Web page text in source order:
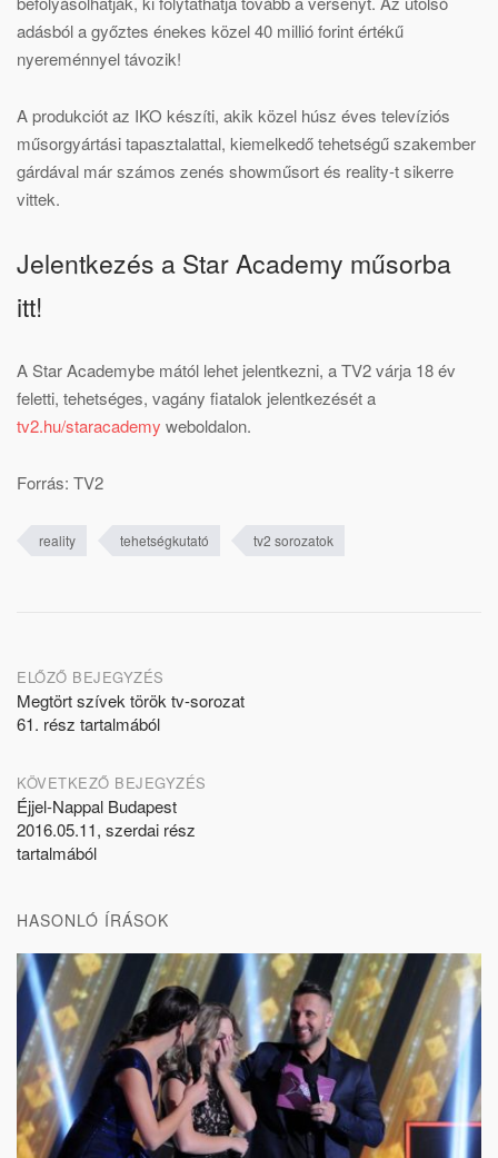
adásból a győztes énekes közel 40 millió forint értékű
nyereménnyel távozik!
A produkciót az IKO készíti, akik közel húsz éves televíziós
műsorgyártási tapasztalattal, kiemelkedő tehetségű szakember
gárdával már számos zenés showműsort és reality-t sikerre
vittek.
Jelentkezés a Star Academy műsorba
itt!
A Star Academybe mától lehet jelentkezni, a TV2 várja 18 év
feletti, tehetséges, vagány fiatalok jelentkezését a
tv2.hu/staracademy weboldalon.
Forrás: TV2
reality tehetségkutató tv2 sorozatok
Post
navigation
ELŐZŐ BEJEGYZÉS
Megtört szívek török tv-sorozat
61. rész tartalmából
KÖVETKEZŐ BEJEGYZÉS
Éjjel-Nappal Budapest
2016.05.11, szerdai rész
tartalmából
HASONLÓ ÍRÁSOK